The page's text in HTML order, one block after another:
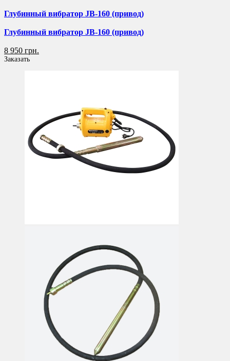
Глубинный вибратор JB-160 (привод)
Глубинный вибратор JB-160 (привод)
8 950 грн.
Заказать